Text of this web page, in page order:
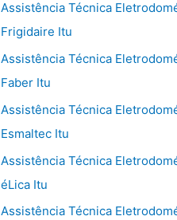
Assistência Técnica
Frigidaire Itu
Assistência Técnica
Faber Itu
Assistência Técnica
Esmaltec Itu
Assistência Técnica
éLica Itu
Assistência Técnica